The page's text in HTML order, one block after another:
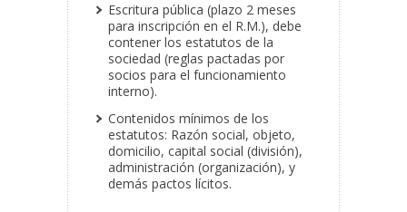
Escritura pública (plazo 2 meses
para inscripción en el R.M.), debe
contener los estatutos de la
sociedad (reglas pactadas por
socios para el funcionamiento
interno).
Contenidos mínimos de los
estatutos: Razón social, objeto,
domicilio, capital social (división),
administración (organización), y
demás pactos lícitos.